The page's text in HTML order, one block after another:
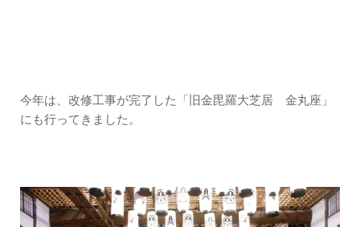
今年は、改修工事が完了した「旧金毘羅大芝居 金丸座」
にも行ってきました。